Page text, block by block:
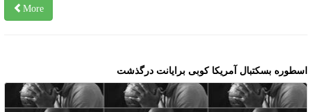
More
بسکتبال آمریکا کوبی برایانت درگذشت